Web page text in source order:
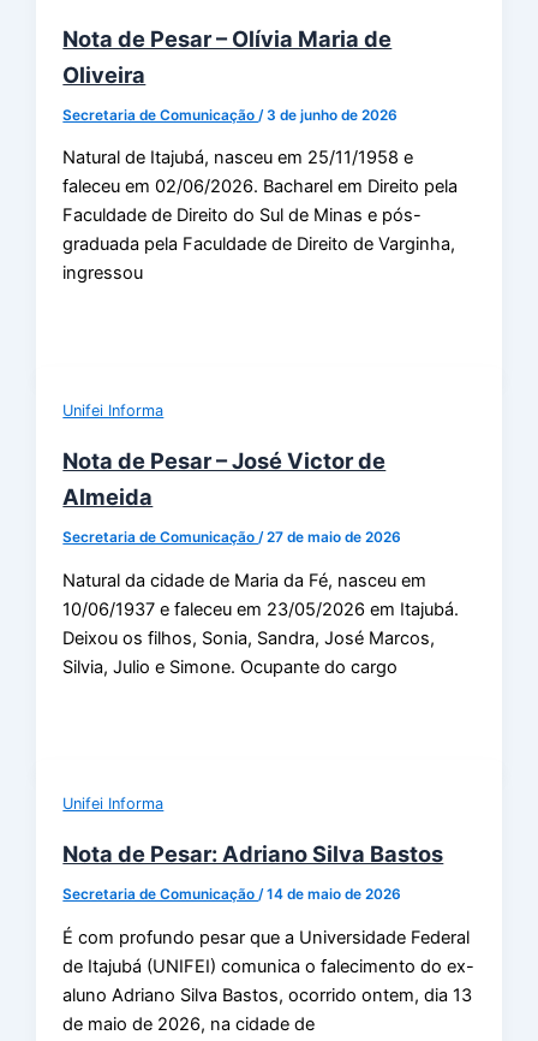
Nota de Pesar – Olívia Maria de
Oliveira
Secretaria de Comunicação /3 de junho de 2026
Natural de Itajubá, nasceu em 25/11/1958 e
faleceu em 02/06/2026. Bacharel em Direito pela
Faculdade de Direito do Sul de Minas e pós-
graduada pela Faculdade de Direito de Varginha,
ingressou
Unifei Informa
Nota de Pesar – José Victor de
Almeida
Secretaria de Comunicação/27 de maio de 2026
Natural da cidade de Maria da Fé, nasceu em
10/06/1937 e faleceu em 23/05/2026 em Itajubá.
Deixou os filhos, Sonia, Sandra, José Marcos,
Silvia, Julio e Simone. Ocupante do cargo
Unifei Informa
Nota de Pesar: Adriano Silva Bastos
Secretaria de Comunicação/14 de maio de 2026
É com profundo pesar que a Universidade Federal
de Itajubá (UNIFEI) comunica o falecimento do ex-
aluno Adriano Silva Bastos, ocorrido ontem, dia 13
de maio de 2026, na cidade de